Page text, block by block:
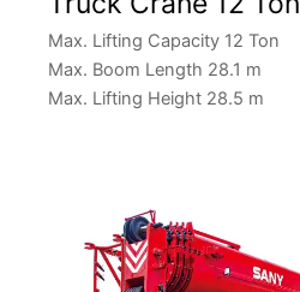
Max. Lifting Capacity 12 Ton
Max. Boom Length 28.1 m
Max. Lifting Height 28.5 m